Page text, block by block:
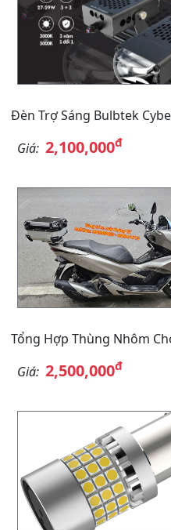
Đèn Trợ Sáng Bulbtek
Giá: 2,100,000đ
Tổng Hợp Thùng Nhôm
Giá: 2,500,000đ